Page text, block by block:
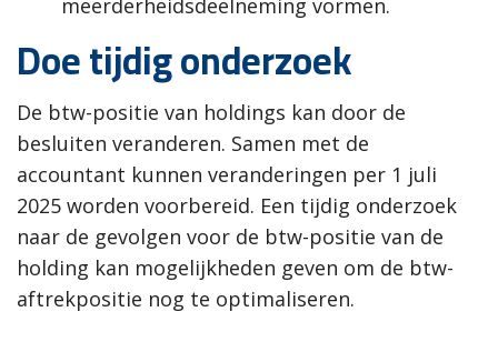
Doe tijdig onderzoek
De btw-positie van holdings kan door de
besluiten veranderen. Samen met de
accountant kunnen veranderingen per 1 juli
2025 worden voorbereid. Een tijdig onderzoek
naar de gevolgen voor de btw-positie van de
holding kan mogelijkheden geven om de btw-
aftrekpositie nog te optimaliseren.